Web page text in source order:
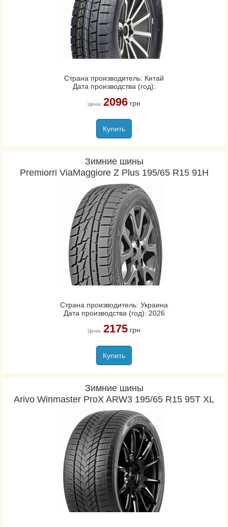
Страна производитель: Китай
Дата производства (год):
Цена: 2096грн
Купить
Зимние шины
Premiorri ViaMaggiore Z Plus 195/65 R15 91H
Страна производитель: Украина
Дата производства (год): 2026
Цена: 2175грн
Купить
Зимние шины
Arivo Winmaster ProX ARW3 195/65 R15 95T XL